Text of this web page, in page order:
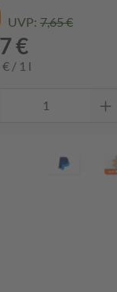
UVP: 7,65 €
€
/ 1 l